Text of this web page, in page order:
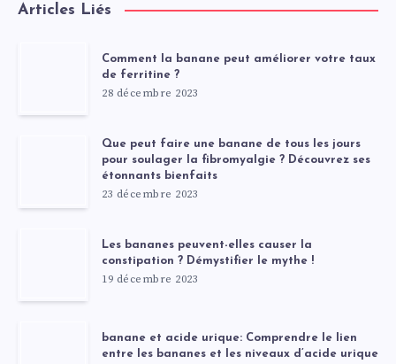
Articles Liés
Comment la banane peut améliorer votre taux
de ferritine ?
28 décembre 2023
Que peut faire une banane de tous les jours
pour soulager la fibromyalgie ? Découvrez ses
étonnants bienfaits
23 décembre 2023
Les bananes peuvent-elles causer la
constipation ? Démystifier le mythe !
19 décembre 2023
banane et acide urique: Comprendre le lien
entre les bananes et les niveaux d’acide urique